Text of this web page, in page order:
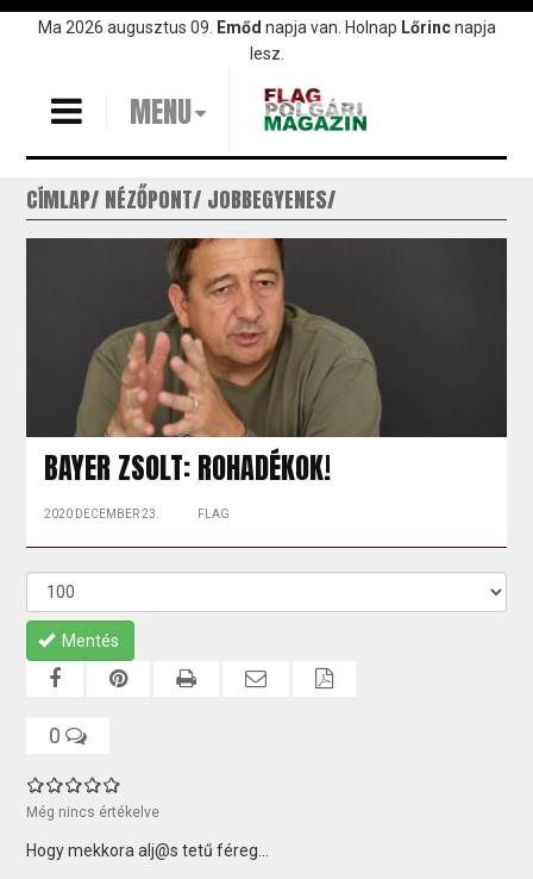
UgrásMa 2026 augusztus 09. Emőd napja van. Holnap Lőrincnapja
lesz.
MENU
CÍMLAP NÉZŐPONT JOBBEGYENES
BAYER ZSOLT: ROHADÉKOK!
2020 DECEMBER 23. FLAG
Mentés
0
Még nincs értékelve
Hogy mekkora alj@s tetű féreg...